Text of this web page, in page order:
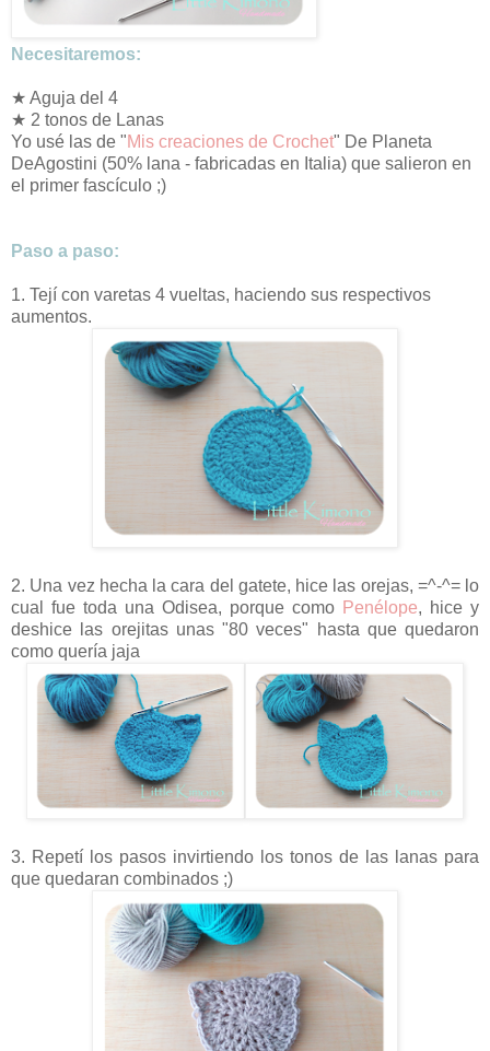
Necesitaremos:
★ Aguja del 4
★ 2 tonos de Lanas
Yo usé las de "Mis creaciones de Crochet" De Planeta
DeAgostini (50% lana - fabricadas en Italia) que salieron en
el primer fascículo ;)
Paso a paso:
1. Tejí con varetas 4 vueltas, haciendo sus respectivos
aumentos.
2. Una vez hecha la cara del gatete, hice las orejas, =^-^= lo
cual fue toda una Odisea, porque como Penélope, hice y
deshice las orejitas unas "80 veces" hasta que quedaron
como quería jaja
3. Repetí los pasos invirtiendo los tonos de las lanas para
que quedaran combinados ;)